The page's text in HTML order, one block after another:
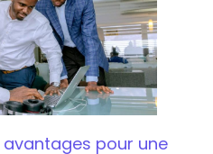
avantages pour une